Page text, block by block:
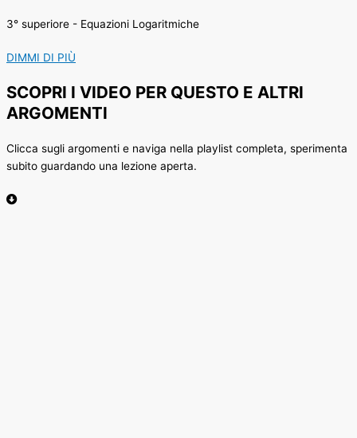
3° superiore - Equazioni Logaritmiche
DIMMI DI PIÙ
SCOPRI I VIDEO PER QUESTO E ALTRI
ARGOMENTI
Clicca sugli argomenti e naviga nella playlist completa, sperimenta
subito guardando una lezione aperta.